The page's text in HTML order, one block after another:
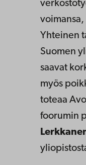
Yhteinen
Suomen
saavat
myös
toteaa
foorumin